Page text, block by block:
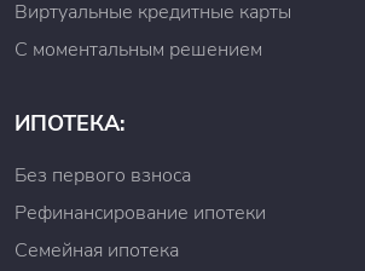
Виртуальные кредитные карты
С моментальным решением
ИПОТЕКА:
Без первого взноса
Рефинансирование ипотеки
Семейная ипотека